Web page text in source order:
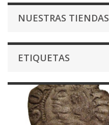
NUESTRAS TIENDAS
ETIQUETAS